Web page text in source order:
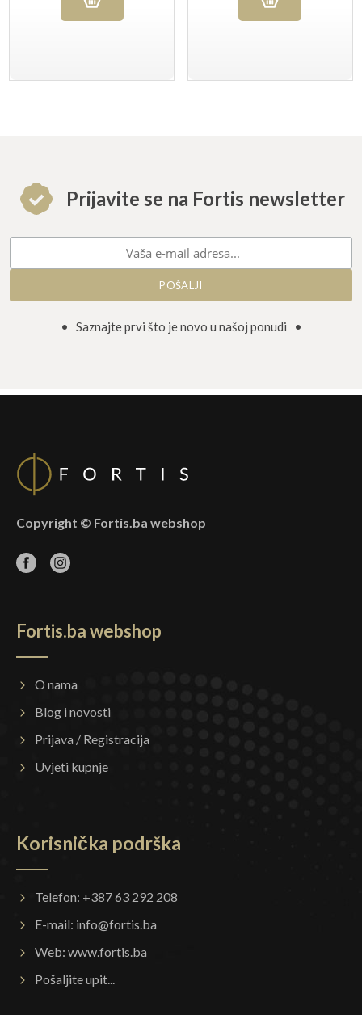
Prijavite se na Fortis newsletter
• Saznajte prvi što je novo u našoj ponudi •
Copyright © Fortis.ba webshop
Fortis.ba webshop
O nama
Blog i novosti
Prijava / Registracija
Uvjeti kupnje
Korisnička podrška
Telefon: +387 63 292 208
E-mail: info@fortis.ba
Web: www.fortis.ba
Pošaljite upit...